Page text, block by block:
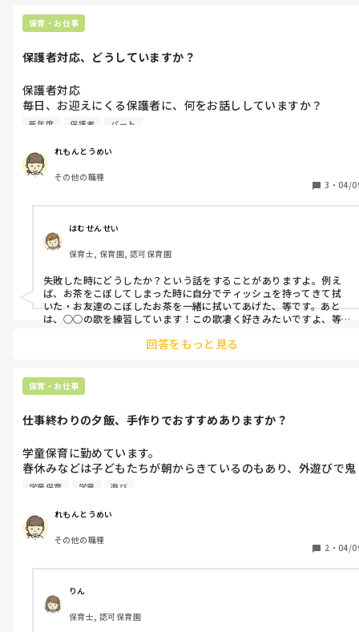
または、年配の職員に振り回されている現環境を打開するとか。。
お話しからはわかりませんが…今の状況で副業を始めるのはお辛いと
保育・お仕事
保護者対応、どうしていますか？
保護者対応
毎日、お迎えにくる保護者に、何をお話ししていますか？
ろは、お話ししていますが、何か他にありますか？
新年度 保護者 パート
れもんとうめい
その他の職種
3 ・ 04/
はむせんせい
保育士, 保育園, 認可保育園
失敗した時にどうしたか？という話をすることがありますよ。例え
ば、お茶をこぼしてしまった時に自分でティッシュを持ってきて拭
いた・お友達のこぼしたお茶を一緒に拭いてあげた、等です。あと
は、○○の歌を練習しています！この歌凄く好きみたいですよ、等
回答をもっと見る
保育・お仕事
仕事終わりの夕飯、手作りでおすすめありますか？
学童保育に勤めています。
春休みなどは子どもたちが朝からきているのもあり、外遊びで鬼
ごっこなど、長時間し、家に帰ると疲れてしまいます。
夜ご飯に手作りできそうな料理って何がありますか？
簡単なものだとありがたいです！
疲れて、なかなか作れないので。。
学童保育 学童 遊び
れもんとうめい
その他の職種
2 ・ 04/
りん
保育士, 認可保育園